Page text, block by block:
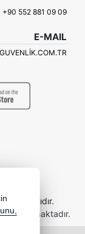
+90 552 881 09 09
E-MAIL
saklıdır.
korunmaktadır.